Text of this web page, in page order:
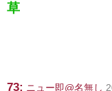
草
73: ニュー即@名無し